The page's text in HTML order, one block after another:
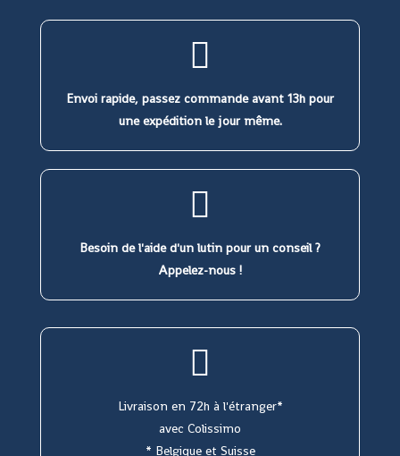
Envoi rapide, passez commande avant 13h pour
une expédition le jour même.
Besoin de l'aide d'un lutin pour un conseil ?
Appelez-nous !
Livraison en 72h à l'étranger*
avec Colissimo
* Belgique et Suisse